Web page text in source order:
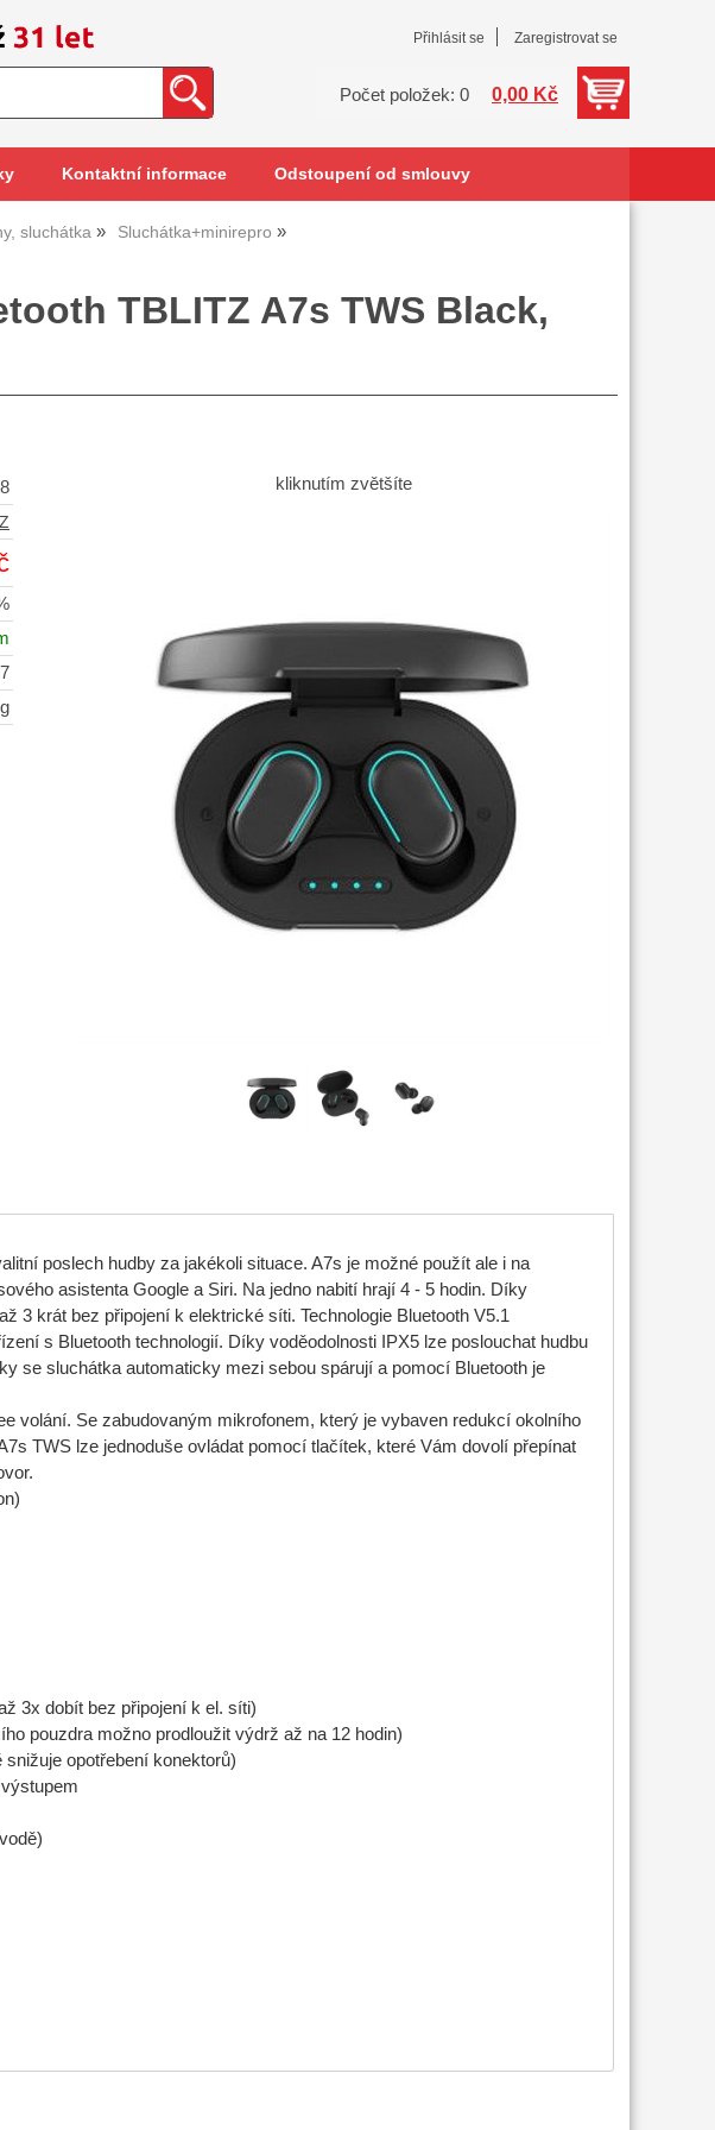
Přihlásit se Zaregistrovat se
Počet položek: 0 0,00 Kč
Kontaktní informace Odstoupení od smlouvy
sluchátka Sluchátka+minirepro
TBLITZ A7s TWS Black,
kliknutím zvětšíte
poslech hudby za jakékoli situace. A7s je možné použít ale i na
asistenta Google a Siri. Na jedno nabití hrají 4 - 5 hodin. Díky
3 krát bez připojení k elektrické síti. Technologie Bluetooth V5.1
s Bluetooth technologií. Díky voděodolnosti IPX5 lze poslouchat hudbu
se sluchátka automaticky mezi sebou spárují a pomocí Bluetooth je
volání. Se zabudovaným mikrofonem, který je vybaven redukcí okolního
TWS lze jednoduše ovládat pomocí tlačítek, které Vám dovolí přepínat
3x dobít bez připojení k el. síti)
pouzdra možno prodloužit výdrž až na 12 hodin)
opotřebení konektorů)